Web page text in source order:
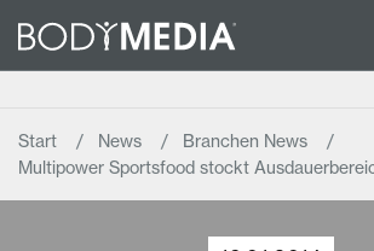
Start News
Branchen News
Multipower Sportsfood stockt